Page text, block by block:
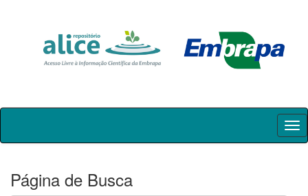
Skip
Página de Busca